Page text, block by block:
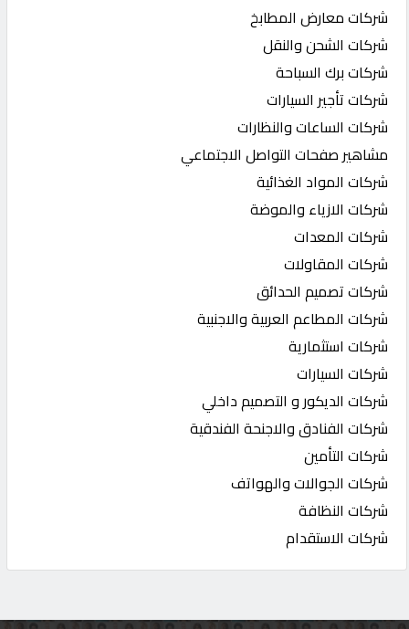
شركات معارض المطابخ
شركات الشحن والنقل
شركات برك السباحة
شركات تأجير السيارات
شركات الساعات والنظارات
مشاهير صفحات التواصل الاجتماعي
شركات المواد الغذائية
شركات الازياء والموضة
شركات المعدات
شركات المقاولات
شركات تصميم الحدائق
شركات المطاعم العربية والاجنبية
شركات استثمارية
شركات السيارات
شركات الديكور و التصميم داخلي
شركات الفنادق والاجنحة الفندقية
شركات التأمين
شركات الجوالات والهواتف
شركات النظافة
شركات الاستقدام